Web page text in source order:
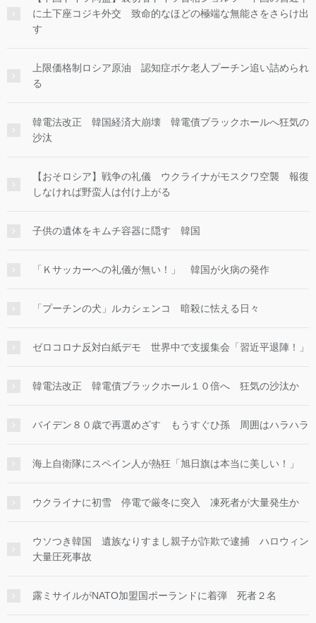
に土下座コジキ外交 致命的なほどの極端な無能さをさらけ出
す
上限価格制ロシア原油 認知症ボケ老人プーチン追い詰められ
る
韓電法改正 韓国経済大崩壊 韓電債ブラックホールへ狂気の
沙汰
【おそロシア】戦争の礼儀 ウクライナがモスクワ空襲 報復
しなければ野蛮人は付け上がる
子供の遺体をキムチ容器に隠す 韓国
「Ｋサッカーへの礼儀が無い！」 韓国が火病の発作
「プーチンの犬」ルカシェンコ 暗殺に怯える日々
ゼロコロナ反対白紙デモ 世界中で支援集会「習近平退陣！」
韓電法改正 韓電債ブラックホール１０倍へ 狂気の沙汰か
バイデン８０歳で再選めざす もうすぐひ孫 周囲はハラハラ
海上自衛隊にスペイン人が熱狂「旭日旗は本当に美しい！」
ウクライナに初雪 停電で厳冬に突入 凍死者が大量発生か
ウソつき韓国 遺族なりすまし親子が詐欺で逮捕 ハロウィン
大量圧死事故
露ミサイルがNATO加盟国ポーランドに着弾 死者２名